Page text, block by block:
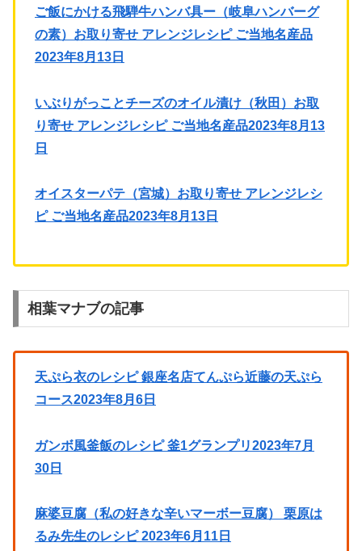
ご飯にかける飛騨牛ハンバ具ー（岐阜ハンバーグ
の素）お取り寄せ アレンジレシピ ご当地名産品
2023年8月13日
いぶりがっことチーズのオイル漬け（秋田）お取
り寄せ アレンジレシピ ご当地名産品2023年8月13
日
オイスターパテ（宮城）お取り寄せ アレンジレシ
ピ ご当地名産品2023年8月13日
相葉マナブの記事
天ぷら衣のレシピ 銀座名店てんぷら近藤の天ぷら
コース2023年8月6日
ガンボ風釜飯のレシピ 釜1グランプリ2023年7月
30日
麻婆豆腐（私の好きな辛いマーボー豆腐） 栗原は
るみ先生のレシピ 2023年6月11日